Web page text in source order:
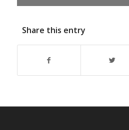
Share this entry